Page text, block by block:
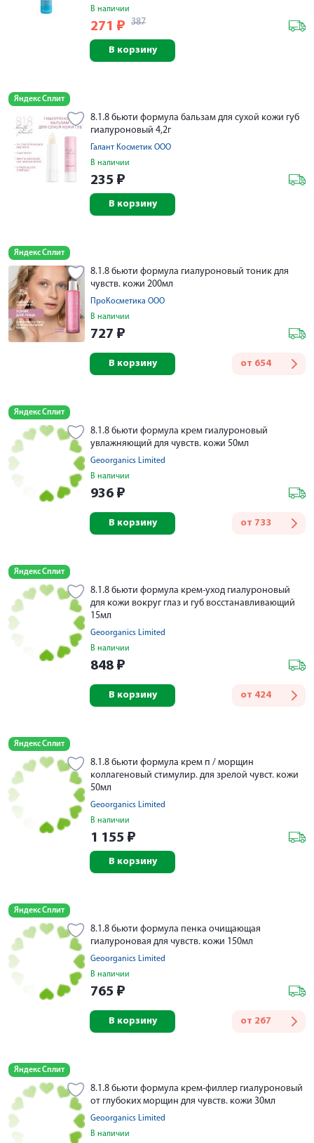
В наличии
271 ₽ 387
В корзину
Яндекс Сплит
8.1.8 бьюти формула бальзам для сухой кожи губ
гиалуроновый 4,2г
Галант Косметик ООО
В наличии
235 ₽
В корзину
Яндекс Сплит
8.1.8 бьюти формула гиалуроновый тоник для
чувств. кожи 200мл
ПроКосметика ООО
В наличии
727 ₽
от 654
В корзину
Яндекс Сплит
8.1.8 бьюти формула крем гиалуроновый
увлажняющий для чувств. кожи 50мл
Geoorganics Limited
В наличии
936 ₽
от 733
В корзину
Яндекс Сплит
8.1.8 бьюти формула крем-уход гиалуроновый
для кожи вокруг глаз и губ восстанавливающий
15мл
Geoorganics Limited
В наличии
848 ₽
от 424
В корзину
Яндекс Сплит
8.1.8 бьюти формула крем п / морщин
коллагеновый стимулир. для зрелой чувст. кожи
50мл
Geoorganics Limited
В наличии
1 155 ₽
В корзину
Яндекс Сплит
8.1.8 бьюти формула пенка очищающая
гиалуроновая для чувств. кожи 150мл
Geoorganics Limited
В наличии
765 ₽
от 267
В корзину
Яндекс Сплит
8.1.8 бьюти формула крем-филлер гиалуроновый
от глубоких морщин для чувств. кожи 30мл
Geoorganics Limited
В наличии